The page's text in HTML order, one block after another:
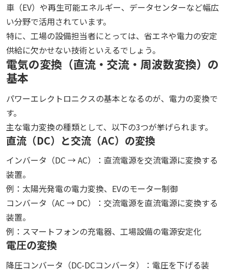
車（EV）や再生可能エネルギー、データセンターなど幅広
い分野で活用されています。
特に、工場の設備担当者にとっては、省エネや電力の安定
供給に欠かせない技術といえるでしょう。
電気の変換（直流・交流・周波数変換）の
基本
パワーエレクトロニクスの基本となるのが、電力の変換で
す。
主な電力変換の種類として、以下の3つが挙げられます。
直流（DC）と交流（AC）の変換
インバータ（DC → AC）：直流電源を交流電源に変換する
装置。
例：太陽光発電の電力変換、EVのモーター制御
コンバータ（AC → DC）：交流電源を直流電源に変換する
装置。
例：スマートフォンの充電器、工場設備の電源安定化
電圧の変換
降圧コンバータ（DC-DCコンバータ）：電圧を下げる装